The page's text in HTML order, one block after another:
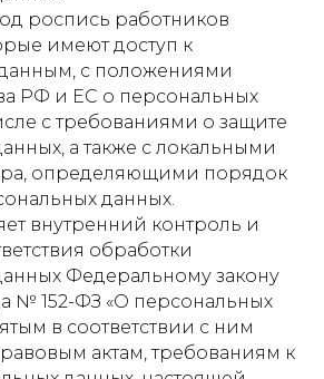
роспись работников
имеют доступ к
с положениями
РФ и ЕС о персональных
с требованиями о защите
а также с локальными
определяющими порядок
данных.
внутренний контроль и
обработки
Федеральному закону
№ 152-ФЗ «О персональных
в соответствии с ним
актам, требованиям к